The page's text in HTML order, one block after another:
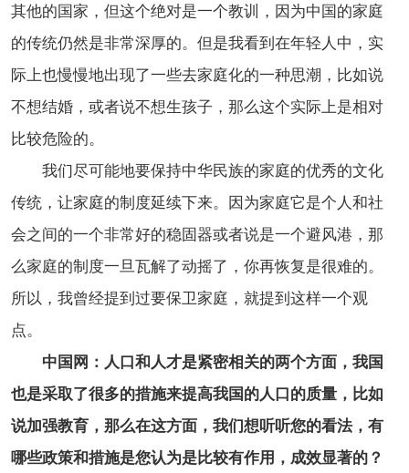
其他的国家，但这个绝对是一个教训，因为中国的家庭
的传统仍然是非常深厚的。但是我看到在年轻人中，实
际上也慢慢地出现了一些去家庭化的一种思潮，比如说
不想结婚，或者说不想生孩子，那么这个实际上是相对
比较危险的。
我们尽可能地要保持中华民族的家庭的优秀的文化
传统，让家庭的制度延续下来。因为家庭它是个人和社
会之间的一个非常好的稳固器或者说是一个避风港，那
么家庭的制度一旦瓦解了动摇了，你再恢复是很难的。
所以，我曾经提到过要保卫家庭，就提到这样一个观
点。
中国网：人口和人才是紧密相关的两个方面，我国
也是采取了很多的措施来提高我国的人口的质量，比如
说加强教育，那么在这方面，我们想听听您的看法，有
哪些政策和措施是您认为是比较有作用，成效显著的？